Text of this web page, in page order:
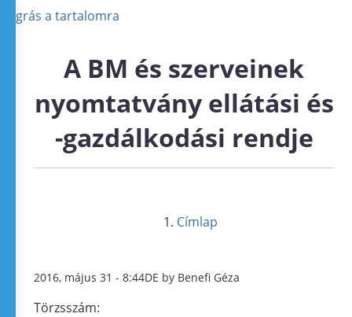
Ugrás a tartalomra
A BM és szerveinek
nyomtatvány ellátási és
-gazdálkodási rendje
Címlap
2016, május 31 - 8:44DE by Benefi Géza
Törzsszám: